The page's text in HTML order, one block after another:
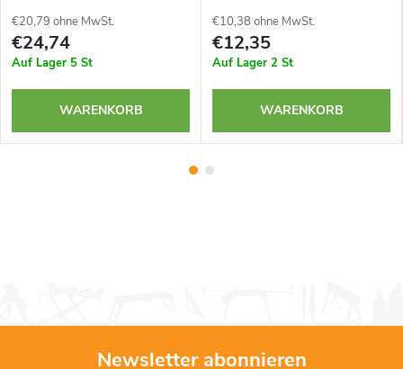
€20,79 ohne MwSt.
€24,74
Auf Lager 5 St
WARENKORB
€10,38 ohne MwSt.
€12,35
Auf Lager 2 St
WARENKORB
Newsletter abonnieren